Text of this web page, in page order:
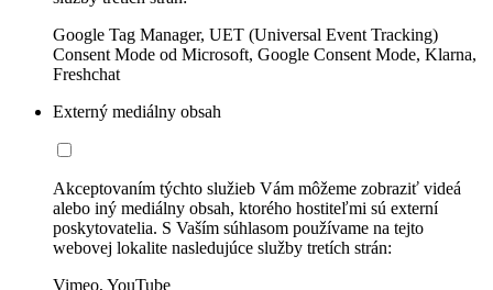
Google Tag Manager, UET (Universal Event Tracking)
Consent Mode od Microsoft, Google Consent Mode, Klarna,
Freshchat
Externý mediálny obsah
Akceptovaním týchto služieb Vám môžeme zobraziť videá
alebo iný mediálny obsah, ktorého hostiteľmi sú externí
poskytovatelia. S Vaším súhlasom používame na tejto
webovej lokalite nasledujúce služby tretích strán:
Vimeo, YouTube